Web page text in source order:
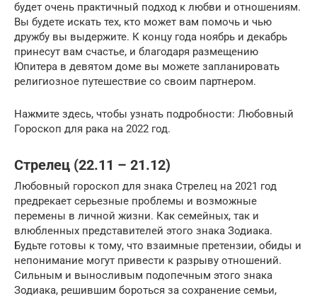
будет очень практичный подход к любви и отношениям.
Вы будете искать тех, кто может вам помочь и чью
дружбу вы выдержите. К концу года ноябрь и декабрь
принесут вам счастье, и благодаря размещению
Юпитера в девятом доме вы можете запланировать
религиозное путешествие со своим партнером.
Нажмите здесь, чтобы узнать подробности: Любовный
Гороскоп для рака на 2022 год.
Стрелец (22.11 – 21.12)
Любовный гороскоп для знака Стрелец на 2021 год
предрекает серьезные проблемы и возможные
перемены в личной жизни. Как семейных, так и
влюбленных представителей этого знака Зодиака.
Будьте готовы к тому, что взаимные претензии, обиды и
непонимание могут привести к разрыву отношений.
Сильным и выносливым подопечным этого знака
Зодиака, решившим бороться за сохранение семьи,